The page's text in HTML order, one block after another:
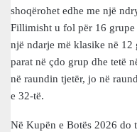
shoqërohet edhe me një
Fillimisht u fol për 16 grupe
një ndarje më klasike në
parat në çdo grup dhe tetë
në raundin tjetër, jo në
e 32-të.
Në Kupën e Botës 2026 do